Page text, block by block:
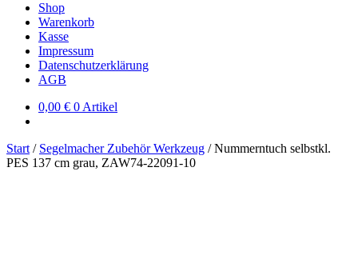
Shop
Warenkorb
Kasse
Impressum
Datenschutzerklärung
AGB
0,00 € 0 Artikel
Start / Segelmacher Zubehör Werkzeug /Nummerntuch selbstkl.
PES 137 cm grau, ZAW74-22091-10